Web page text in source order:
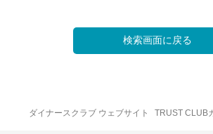
検索画面に戻る
ダイナースクラブ ウェブサイト TRUST CLUB